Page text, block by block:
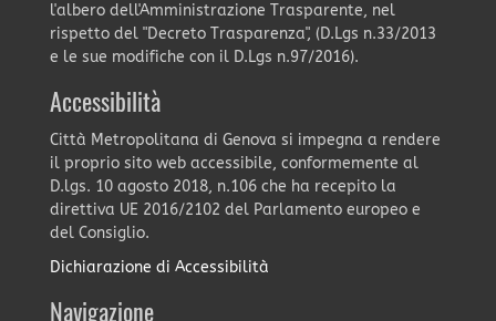
l'albero dell'Amministrazione Trasparente, nel
rispetto del "Decreto Trasparenza", (D.Lgs n.33/2013
e le sue modifiche con il D.Lgs n.97/2016).
Accessibilità
Città Metropolitana di Genova si impegna a rendere
il proprio sito web accessibile, conformemente al
D.lgs. 10 agosto 2018, n.106 che ha recepito la
direttiva UE 2016/2102 del Parlamento europeo e
del Consiglio.
Dichiarazione di Accessibilità
Navigazione